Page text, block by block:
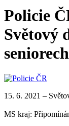
Policie
Světový
seniorech
15. 6. 2021 –
MS kraj: